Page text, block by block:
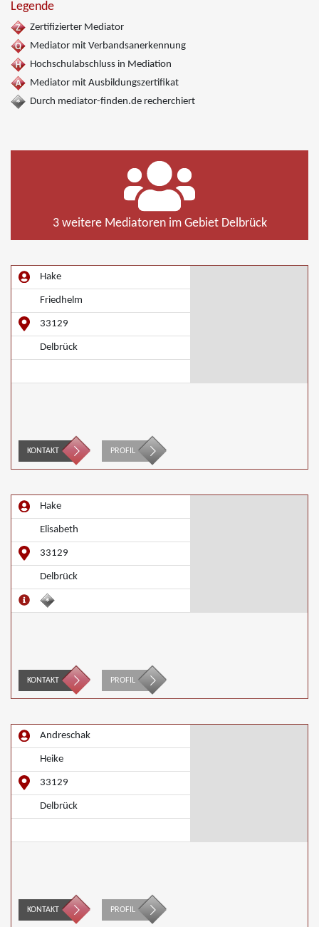
Legende
Zertifizierter Mediator
Mediator mit Verbandsanerkennung
Hochschulabschluss in Mediation
Mediator mit Ausbildungszertifikat
Durch mediator-finden.de recherchiert
3 weitere Mediatoren im Gebiet Delbrück
Hake
Friedhelm
33129
Delbrück
KONTAKT PROFIL
Hake
Elisabeth
33129
Delbrück
KONTAKT PROFIL
Andreschak
Heike
33129
Delbrück
KONTAKT PROFIL